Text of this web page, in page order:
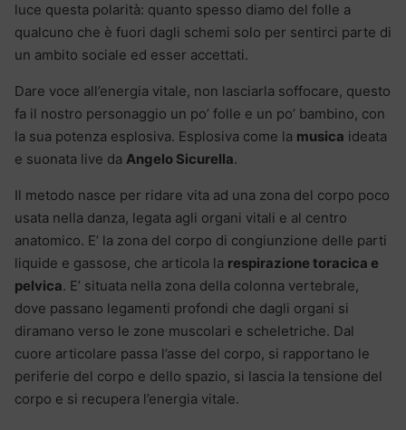
luce questa polarità: quanto spesso diamo del folle a
qualcuno che è fuori dagli schemi solo per sentirci parte di
un ambito sociale ed esser accettati.
Dare voce all’energia vitale, non lasciarla soffocare, questo
fa il nostro personaggio un po’ folle e un po’ bambino, con
la sua potenza esplosiva. Esplosiva come la musica ideata
e suonata live da Angelo Sicurella.
Il metodo nasce per ridare vita ad una zona del corpo poco
usata nella danza, legata agli organi vitali e al centro
anatomico. E’ la zona del corpo di congiunzione delle parti
liquide e gassose, che articola la respirazione toracica e
pelvica. E’ situata nella zona della colonna vertebrale,
dove passano legamenti profondi che dagli organi si
diramano verso le zone muscolari e scheletriche. Dal
cuore articolare passa l’asse del corpo, si rapportano le
periferie del corpo e dello spazio, si lascia la tensione del
corpo e si recupera l’energia vitale.